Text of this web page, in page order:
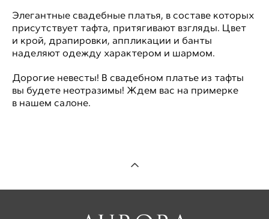
Элегантные свадебные платья, в составе которых
присутствует тафта, притягивают взгляды. Цвет
и крой, драпировки, аппликации и банты
наделяют одежду характером и шармом.
Дорогие невесты! В свадебном платье из тафты
вы будете неотразимы! Ждем вас на примерке
в нашем салоне.